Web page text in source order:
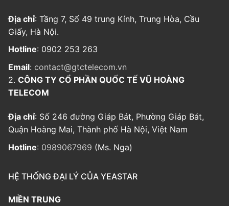
Địa chỉ: Tầng 7, Số 49 trung Kính, Trung Hòa, Cầu
Giấy, Hà Nội.
Hotline: 0902 253 263
Email: contact@gtctelecom.vn
2. CÔNG TY CỔ PHẦN QUỐC TẾ VŨ HOÀNG
TELECOM
Địa chỉ: Số 246 đường Giáp Bát, Phường Giáp Bát,
Quận Hoàng Mai, Thành phố Hà Nội, Việt Nam
Hotline: 0989067969 (Ms. Nga)
HỆ THỐNG ĐẠI LÝ CỦA YEASTAR
MIỀN TRUNG